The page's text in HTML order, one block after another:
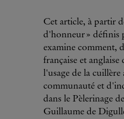
Cet article, à partir
d'honneur » définis
examine comment,
française et
l'usage de la
communauté et
dans le Pèlerinage
Guillaume de